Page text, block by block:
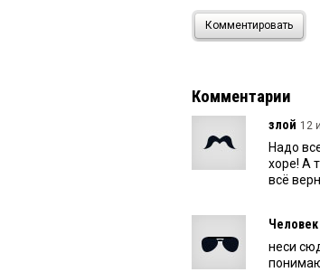
Комментировать
Комментарии
злой 12
Надо
хоре! А
всё
неси